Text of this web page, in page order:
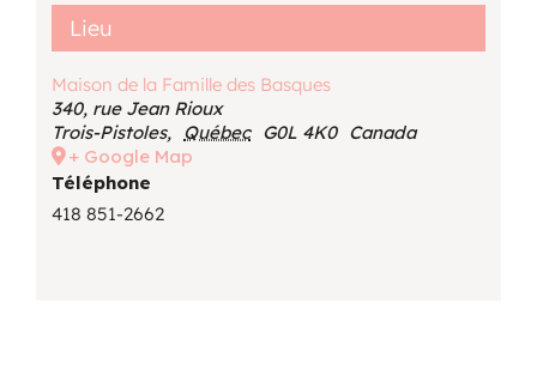
Lieu
Maison de la Famille des Basques
340, rue Jean Rioux
Trois-Pistoles, Québec G0L 4K0 Canada
+ Google Map
Téléphone
418 851-2662